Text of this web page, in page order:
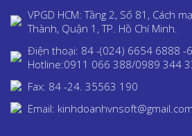
VPGD HCM: Tầng 2, Số 81, Cách
Thành, Quận 1, TP. Hồ Chí Minh.
Điện thoại: 84 -(024) 6654 6888 -
Hotline:0911 066 388/0989 344
Fax: 84 -24. 35563 190
Email: kinhdoanhvnsoft@gmail.com